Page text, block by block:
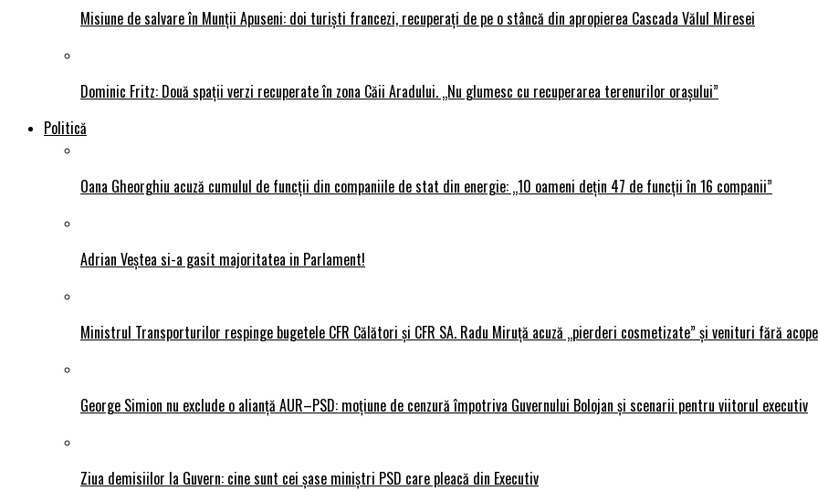
Misiune de salvare în Munții Apuseni: doi turiști francezi, recuperați de pe o stâncă din apropierea Cascada Vălul Miresei
Dominic Fritz: Două spații verzi recuperate în zona Căii Aradului. „Nu glumesc cu recuperarea terenurilor orașului”
Politică
Oana Gheorghiu acuză cumulul de funcții din companiile de stat din energie: „10 oameni dețin 47 de funcții în 16 companii”
Adrian Veștea si-a gasit majoritatea in Parlament!
Ministrul Transporturilor respinge bugetele CFR Călători și CFR SA. Radu Miruță acuză „pierderi cosmetizate” și venituri fără
George Simion nu exclude o alianță AUR–PSD: moțiune de cenzură împotriva Guvernului Bolojan și scenarii pentru viitorul executiv
Ziua demisiilor la Guvern: cine sunt cei șase miniștri PSD care pleacă din Executiv